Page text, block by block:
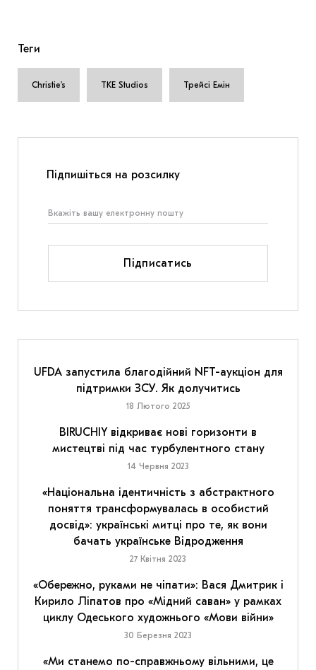
Теги
Christie’s TKE Studios Трейсі Емін
Підпишіться на розсилку
Підписатись
UFDA запустила благодійний NFT-аукціон для
підтримки ЗСУ. Як долучитись
18 Лютого 2025
BIRUCHIY відкриває нові горизонти в
мистецтві під час турбулентного стану
14 Червня 2023
«Національна ідентичність з абстрактного
поняття трансформувалась в особистий
досвід»: українські митці про те, як вони
бачать українське Відродження
27 Квітня 2023
«Обережно, руками не чіпати»: Вася Дмитрик і
Кирило Ліпатов про «Мідний саван» у рамках
циклу Одеського художнього «Мови війни»
30 Березня 2023
«Ми станемо по-справжньому вільними, це